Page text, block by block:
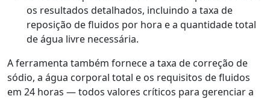
os resultados detalhados, incluindo a taxa de
reposição de fluidos por hora e a quantidade total
de água livre necessária.
A ferramenta também fornece a taxa de correção de
sódio, a água corporal total e os requisitos de fluidos
em 24 horas — todos valores críticos para gerenciar a